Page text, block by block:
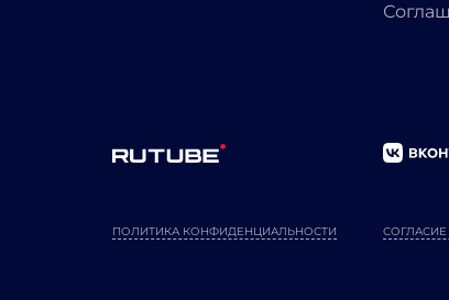
ПОЛИТИКА КОНФИДЕНЦИАЛЬНОСТИ